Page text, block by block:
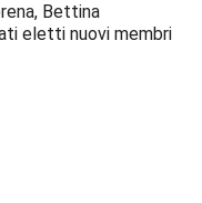
Bettina
eletti nuovi membri